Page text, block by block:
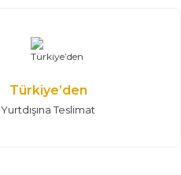
Türkiye’den
Yurtdışına Teslimat